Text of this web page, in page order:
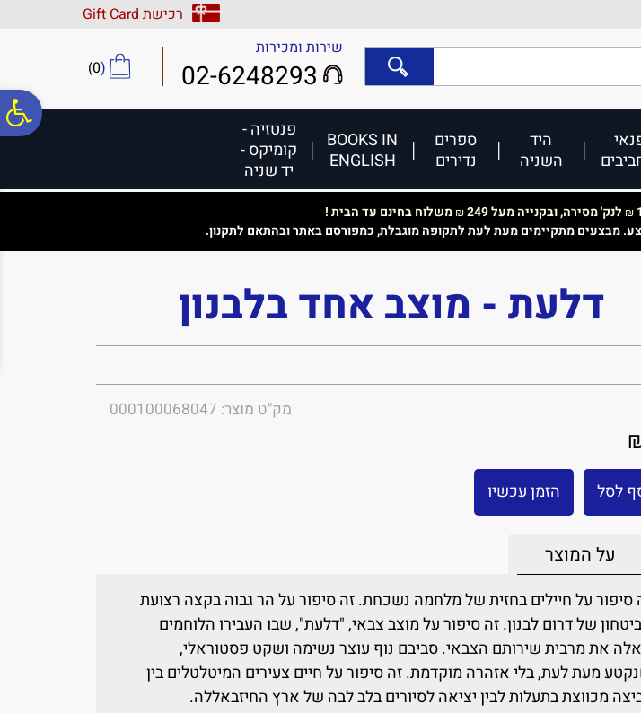
נגישות
אתר
המרכזי
רכישת Gift Card
שירות ומכירות
02-6248293
(
0
)
היד
השניה
ספרים
נדירים
BOOKS IN
ENGLISH
פנטזיה -
קומיקס -
יד שניה
₪ לנק' מסירה, ובקנייה מעל 249 ₪משלוח בחינם עד הבית !
מבצעים מתקיימים מעת לעת לתקופה מוגבלת, כמפורסם באתר ובהתאם לתקנון.
דלעת - מוצב אחד בלבנון
מק"ט מוצר: 000100068047
לסל הזמן עכשיו
על המוצר
סיפור על חיילים בחזית של מלחמה נשכחת. זה סיפור על הר גבוה בקצה רצועת
של דרום לבנון. זה סיפור על מוצב צבאי, "דלעת", שבו העבירו הלוחמים
את מרבית שירותם הצבאי. סביבם נוף עוצר נשימה ושקט פסטוראלי,
מעת לעת, בלי אזהרה מוקדמת. זה סיפור על חיים צעירים המיטלטלים בין
מכווצת בתעלות לבין יציאה לסיורים בלב לבה של ארץ החיזבאללה.